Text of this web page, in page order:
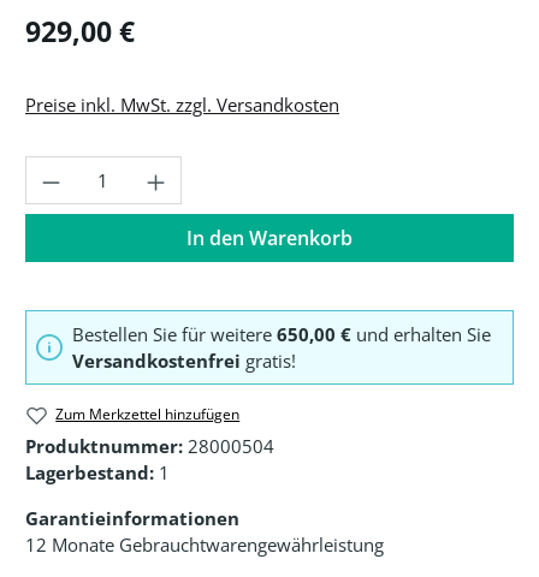
Regulärer Preis:
929,00 €
Preise inkl. MwSt. zzgl. Versandkosten
Produkt Anzahl: Gib den gewünschten
In den Warenkorb
Bestellen Sie für weitere 650,00 € und erhalten Sie
Versandkostenfrei gratis!
Zum Merkzettel hinzufügen
Produktnummer: 28000504
Lagerbestand: 1
Garantieinformationen
12 Monate Gebrauchtwarengewährleistung